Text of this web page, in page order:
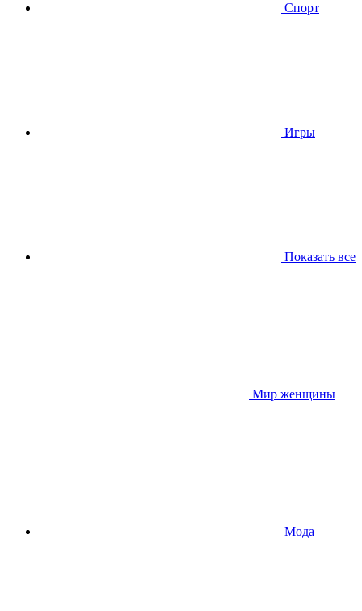
Спорт
Игры
Показать все
Мир женщины
Мода